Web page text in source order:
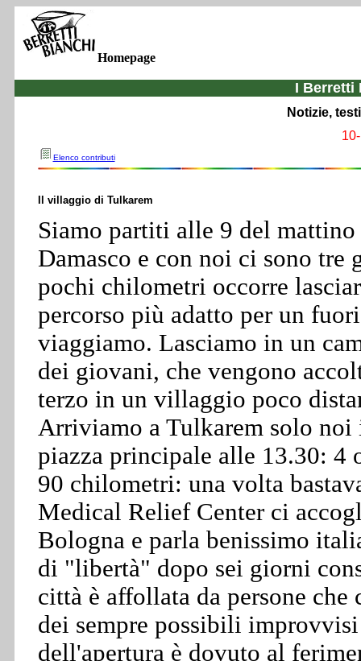
Homepage
I Berretti
Notizie,
Elenco contributi
Il villaggio di Tulkarem
Siamo partiti alle 9 del
Damasco e con noi ci sono
pochi chilometri occorre
percorso più adatto per un
viaggiamo. Lasciamo in un
dei giovani, che vengono
terzo in un villaggio poco
Arriviamo a Tulkarem solo
piazza principale alle 13.30: 4
90 chilometri: una volta
Medical Relief Center ci
Bologna e parla benissimo
di "libertà" dopo sei giorni
città è affollata da persone
dei sempre possibili
dell'apertura è dovuto al